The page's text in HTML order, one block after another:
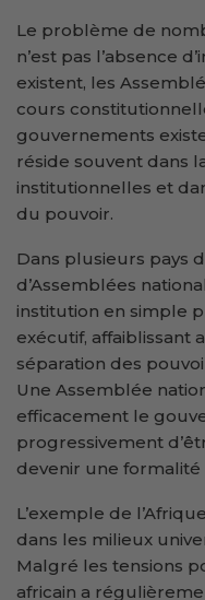
Le problème de
n’est pas l’absence
existent, les
cours
gouvernements
réside souvent dans
institutionnelles et
du pouvoir.
Dans plusieurs pays
d’Assemblées
institution en simple
exécutif, affaiblissant
séparation des
Une Assemblée
efficacement le
progressivement
devenir une formalité
L’exemple de
dans les milieux
Malgré les tensions
africain a